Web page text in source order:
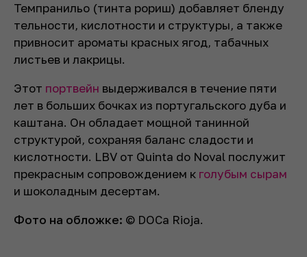
Темпранильо (тинта рориш) добавляет бленду
тельности, кислотности и структуры, а также
привносит ароматы красных ягод, табачных
листьев и лакрицы.
Этот портвейн выдерживался в течение пяти
лет в больших бочках из португальского дуба и
каштана. Он обладает мощной танинной
структурой, сохраняя баланс сладости и
кислотности. LBV от Quinta do Noval послужит
прекрасным сопровождением к голубым сырам
и шоколадным десертам.
Фото на обложке: © DOCa Rioja.